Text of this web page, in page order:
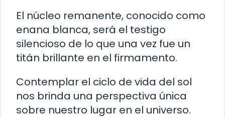
El núcleo remanente, conocido como
enana blanca, será el testigo
silencioso de lo que una vez fue un
titán brillante en el firmamento.
Contemplar el ciclo de vida del sol
nos brinda una perspectiva única
sobre nuestro lugar en el universo.